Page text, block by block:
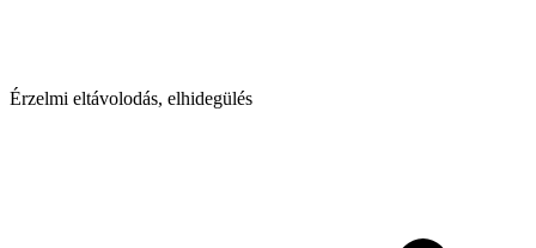
Érzelmi eltávolodás, elhidegülés